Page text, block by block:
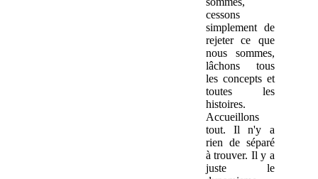
cessons
simplement de
rejeter ce que
nous sommes,
lâchons tous
les concepts et
toutes les
histoires.
Accueillons
tout. Il n'y a
rien de séparé
à trouver. Il y a
juste le